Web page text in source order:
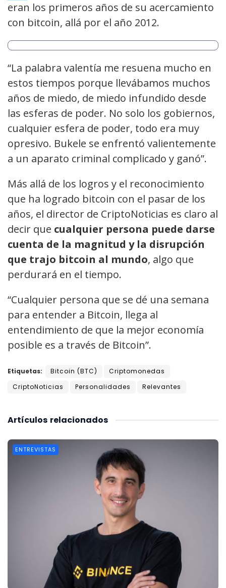
eran los primeros años de su acercamiento
con bitcoin, allá por el año 2012.
“La palabra valentía me resuena mucho en
estos tiempos porque llevábamos muchos
años de miedo, de miedo infundido desde
las esferas de poder. No solo los gobiernos,
cualquier esfera de poder, todo era muy
opresivo. Bukele se enfrentó valientemente
a un aparato criminal complicado y ganó”.
Más allá de los logros y el reconocimiento
que ha logrado bitcoin con el pasar de los
años, el director de CriptoNoticias es claro al
decir que cualquier persona puede darse
cuenta de la magnitud y la disrupción
que trajo bitcoin al mundo, algo que
perdurará en el tiempo.
“Cualquier persona que se dé una semana
para entender a Bitcoin, llega al
entendimiento de que la mejor economía
posible es a través de Bitcoin”.
Etiquetas: Bitcoin (BTC)
Criptomonedas
CriptoNoticias
Personalidades Relevantes
relacionados
Artículos
ENTREVISTAS